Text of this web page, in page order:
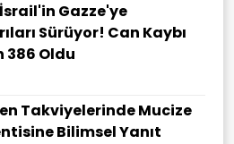
Gazze'ye
Sürüyor! Can Kaybı
386 Oldu
Takviyelerinde Mucize
Bilimsel Yanıt